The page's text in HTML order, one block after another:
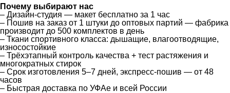
Почему выбирают нас
– Дизайн-студия — макет бесплатно за 1 час
– Пошив на заказ от 1 штуки до оптовых партий — фабрика
производит до 500 комплектов в день
– Ткани спортивного класса: дышащие, влагоотводящие,
износостойкие
– Трёхэтапный контроль качества + тест растяжения и
многократных стирок
– Срок изготовления 5–7 дней, экспресс-пошив — от 48
часов
– Быстрая доставка по УФАе и всей России